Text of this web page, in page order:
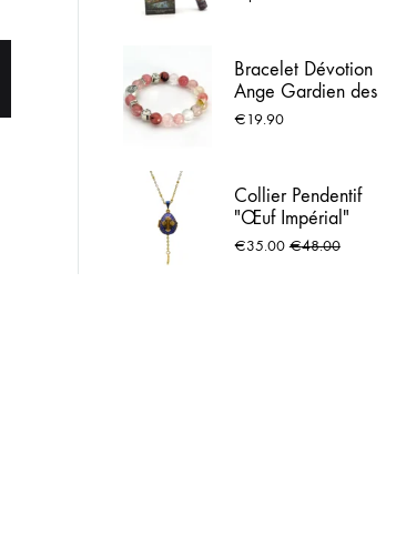
Aromatika
Bracelet Dévotion
Ange Gardien des
Enfants - Quartz
Protection
€19.90
Collier Pendentif
"Œuf Impérial"
émaillé bleu roi et
€35.00 €48.00